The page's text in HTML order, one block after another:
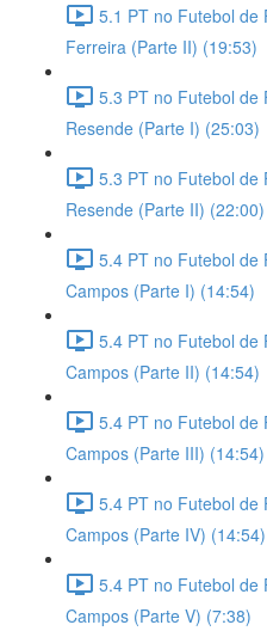
5.1 PT no Futebol de
Ferreira (Parte II) (19:53)
5.3 PT no Futebol de
Resende (Parte I) (25:03)
5.3 PT no Futebol de
Resende (Parte II) (22:00)
5.4 PT no Futebol de
Campos (Parte I) (14:54)
5.4 PT no Futebol de
Campos (Parte II) (14:54)
5.4 PT no Futebol de
Campos (Parte III) (14:54)
5.4 PT no Futebol de
Campos (Parte IV) (14:54)
5.4 PT no Futebol de
Campos (Parte V) (7:38)